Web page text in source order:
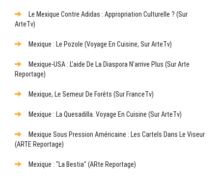
Le Mexique Contre Adidas : Appropriation Culturelle ? (sur
ArteTv)
Mexique : Le Pozole (Voyage En Cuisine, Sur ArteTv)
Mexique-USA : L’aide De La Diaspora N’arrive Plus (sur Arte
Reportage)
Mexique, Le Semeur De Forêts (sur FranceTv)
Mexique : La Quesadilla. Voyage En Cuisine (sur ArteTv)
Mexique Sous Pression Américaine : Les Cartels Dans Le Viseur
(ARTE Reportage)
Mexique : "La Bestia" (ARte Reportage)